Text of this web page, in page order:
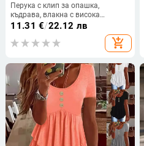
Перука с клип за опашка,
къдрава, влакна с висока
температура, модел MW062, стил
Европейски и Американски,
неподходяща за боядисване с
11.31 €/22.12 лв
add_shopping_cart